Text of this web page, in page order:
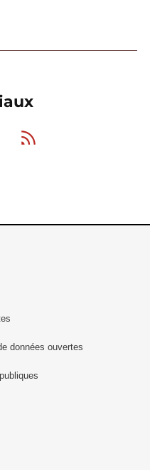
Github
données ouvertes